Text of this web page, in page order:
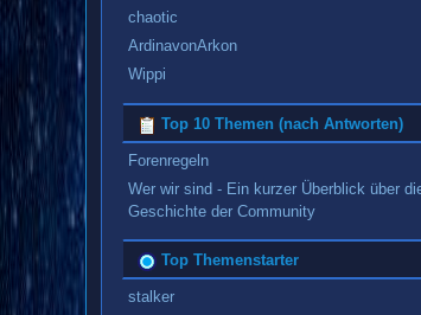
chaotic
ArdinavonArkon
Wippi
Top 10 Themen (nach Antworten)
Forenregeln
Wer wir sind - Ein kurzer Überblick über
Geschichte der Community
Top Themenstarter
stalker